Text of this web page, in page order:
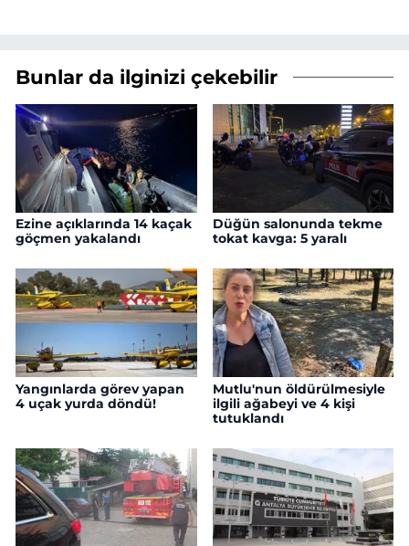
Bunlar da ilginizi çekebilir
Ezine açıklarında 14 kaçak
göçmen yakalandı
Düğün salonunda tekme
tokat kavga: 5 yaralı
Yangınlarda görev yapan
4 uçak yurda döndü!
Mutlu'nun öldürülmesiyle
ilgili ağabeyi ve 4 kişi
tutuklandı